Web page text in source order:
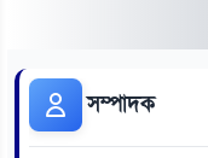
সম্পাদক